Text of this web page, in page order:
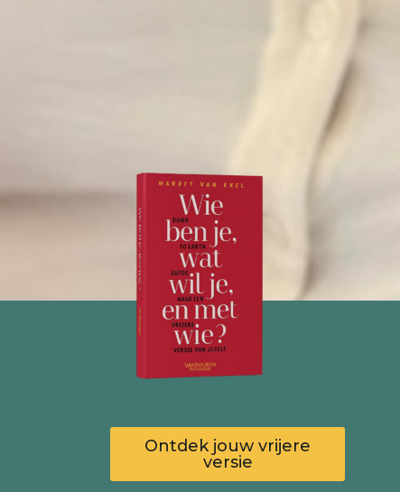
Ontdek jouw vrijere
versie